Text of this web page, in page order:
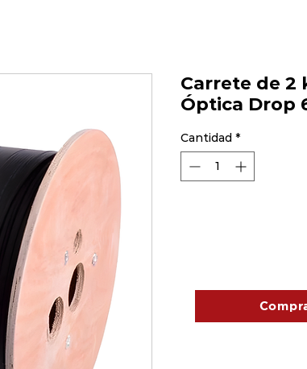
Carrete de 2
Óptica Drop
Cantidad *